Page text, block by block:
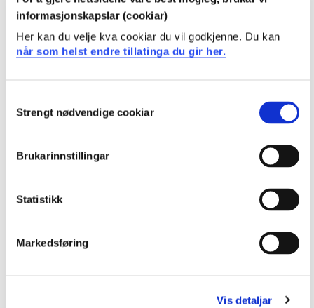
informasjonskapslar (cookiar)
Her kan du velje kva cookiar du vil godkjenne. Du kan
når som helst endre tillatinga du gir her.
Selection
Strengt nødvendige cookiar
Brukarinnstillingar
Statistikk
Markedsføring
Vis detaljar
Studenten
har kunnskap om sentrale didaktiske prinsipp og
modeller som redskap for utvikling av god
utdanningspolitikk påvirker profesjon, innhold og
undervisning i skolen.
Ferdigheter
undervisning
kan iverksette endringsprosesser med basis i